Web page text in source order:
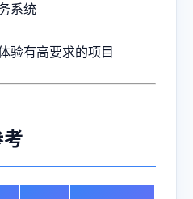
系统
验有高要求的项目